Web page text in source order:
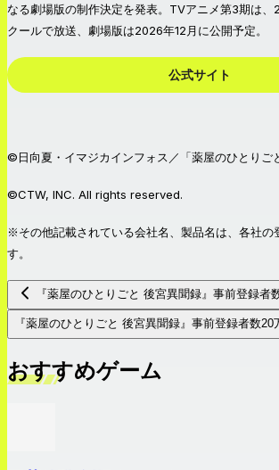
なる劇場版の制作決定を発表。TVアニメ第3期は
クールで放送、劇場版は2026年12月に公開予定。
公式サイト
©日向夏・イマジカインフォス／「薬屋のひとりご
©CTW, INC. All rights reserved.
※その他記載されている会社名、製品名は、各社の
す。
『薬屋のひとりごと 後宮異聞録』事前登録者
『薬屋のひとりごと 後宮異聞録』事前登録者数20
おすすめゲーム